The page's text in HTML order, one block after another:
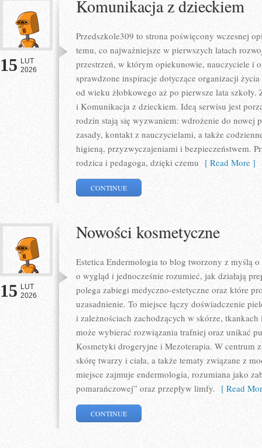
15 LUT
2026
Komunikacja z dzieckiem
Przedszkole309 to strona poświęcony wczesnej
temu, co najważniejsze w pierwszych latach
przestrzeń, w którym opiekunowie, nauczyciele i
sprawdzone inspiracje dotyczące organizacji
od wieku żłobkowego aż po pierwsze lata
i Komunikacja z dzieckiem. Ideą serwisu jest
rodzin stają się wyzwaniem: wdrożenie do nowej
zasady, kontakt z nauczycielami, a także
higieną, przyzwyczajeniami i bezpieczeństwem.
rodzica i pedagoga, dzięki czemu [ Read More ]
CONTINUE
15 LUT
2026
Nowości kosmetyczne
Estetica Endermologia to blog tworzony z myślą
o wygląd i jednocześnie rozumieć, jak działają
polega zabiegi medyczno-estetyczne oraz które
uzasadnienie. To miejsce łączy doświadczenie
i zależnościach zachodzących w skórze,
może wybierać rozwiązania trafniej oraz unikać
Kosmetyki drogeryjne i Mezoterapia. W centrum
skórę twarzy i ciała, a także tematy związane z
miejsce zajmuje endermologia, rozumiana jako
pomarańczowej” oraz przepływ limfy. [ Read
CONTINUE